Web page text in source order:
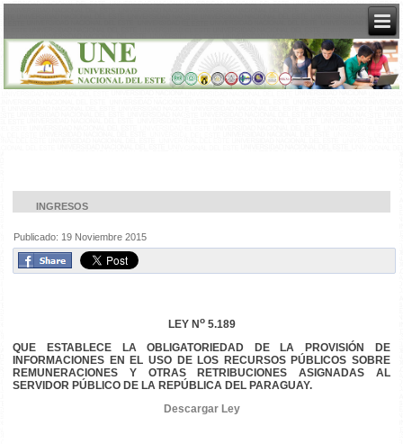
INGRESOS
Publicado: 19 Noviembre 2015
LEY No5.189
QUE ESTABLECE LA OBLIGATORIEDAD DE LA PROVISIÓN DE
INFORMACIONES EN EL USO DE LOS RECURSOS PÚBLICOS SOBRE
REMUNERACIONES Y OTRAS RETRIBUCIONES ASIGNADAS AL
SERVIDOR PÚBLICO DE LA REPÚBLICA DEL PARAGUAY.
Descargar Ley